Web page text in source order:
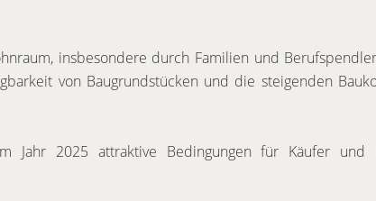
insbesondere durch Familien und
von Baugrundstücken und die steigenden
Jahr 2025 attraktive Bedingungen für Käufer